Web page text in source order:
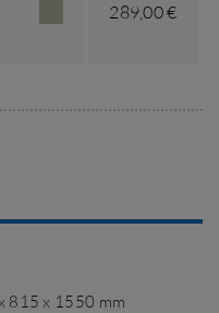
289,00 €
815 x 1550 mm